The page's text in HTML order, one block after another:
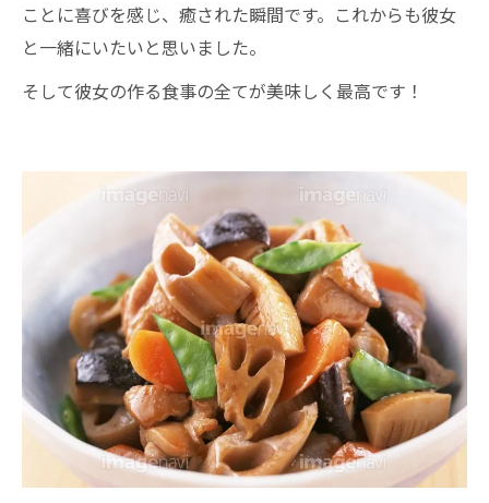
ことに喜びを感じ、癒された瞬間です。これからも彼女
と一緒にいたいと思いました。
そして彼女の作る食事の全てが美味しく最高です！